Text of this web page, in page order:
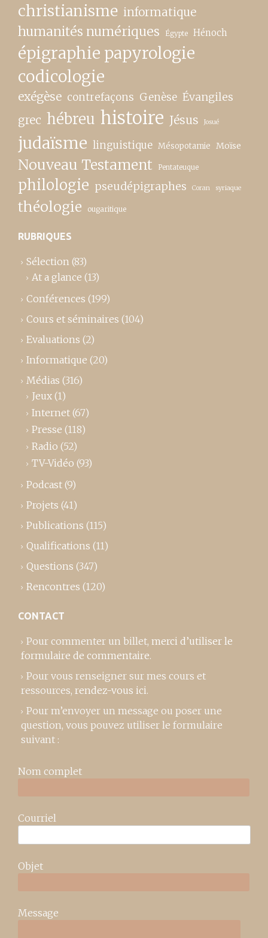
christianisme informatique
humanités numériques Égypte Hénoch
épigraphie papyrologie
codicologie
exégèse contrefaçons Genèse Évangiles
grec hébreu histoire Jésus Josué
judaïsme linguistique Mésopotamie Moïse
Nouveau Testament Pentateuque
philologie pseudépigraphes Coran syriaque
théologie ougaritique
RUBRIQUES
Sélection (83)
At a glance (13)
Conférences (199)
Cours et séminaires (104)
Evaluations (2)
Informatique (20)
Médias (316)
Jeux (1)
Internet (67)
Presse (118)
Radio (52)
TV-Vidéo (93)
Podcast (9)
Projets (41)
Publications (115)
Qualifications (11)
Questions (347)
Rencontres (120)
CONTACT
Pour commenter un billet, merci d’utiliser le
formulaire de commentaire.
Pour vous renseigner sur mes cours et
ressources, rendez-vous ici.
Pour m’envoyer un message ou poser une
question, vous pouvez utiliser le formulaire
suivant :
Nom complet
Courriel
Objet
Message